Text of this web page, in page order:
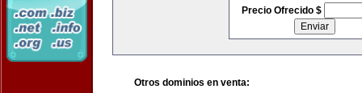
Precio Ofrecido $
Otros dominios en venta: